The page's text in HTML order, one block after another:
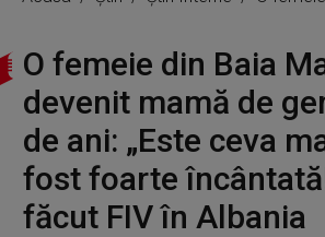
O femeie din Baia
devenit mamă de
de ani: „Este ceva
fost foarte
făcut FIV în Albania